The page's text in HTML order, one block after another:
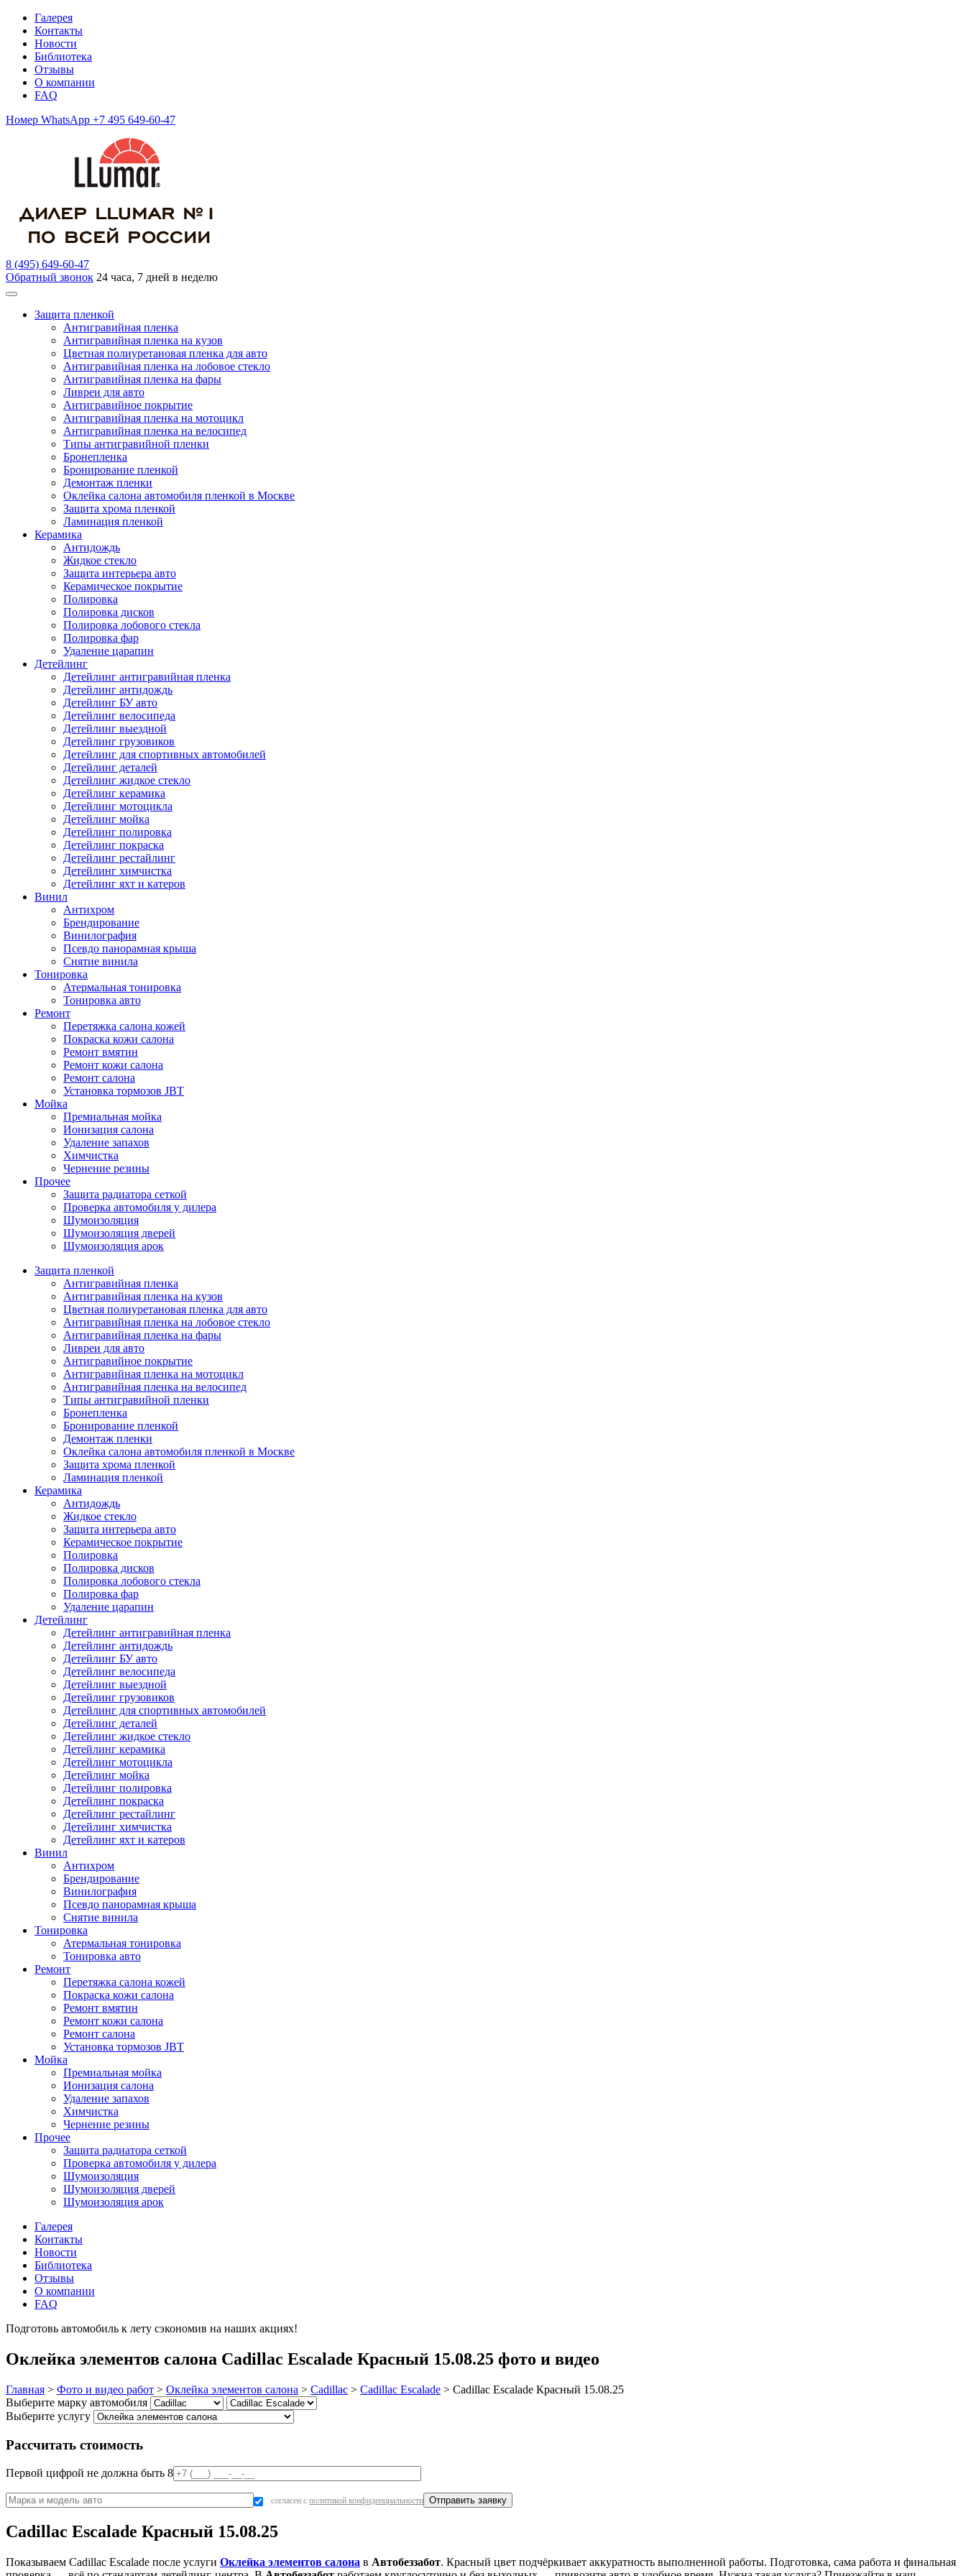
Галерея
Контакты
Новости
Библиотека
Отзывы
О компании
FAQ
Номер WhatsApp +7 495 649-60-47
8 (495) 649-60-47
Обратный звонок 24 часа, 7 дней в неделю
Защита пленкой
Антигравийная пленка
Антигравийная пленка на кузов
Цветная полиуретановая пленка для авто
Антигравийная пленка на лобовое стекло
Антигравийная пленка на фары
Ливреи для авто
Антигравийное покрытие
Антигравийная пленка на мотоцикл
Антигравийная пленка на велосипед
Типы антигравийной пленки
Бронепленка
Бронирование пленкой
Демонтаж пленки
Оклейка салона автомобиля пленкой в Москве
Защита хрома пленкой
Ламинация пленкой
Керамика
Антидождь
Жидкое стекло
Защита интерьера авто
Керамическое покрытие
Полировка
Полировка дисков
Полировка лобового стекла
Полировка фар
Удаление царапин
Детейлинг
Детейлинг антигравийная пленка
Детейлинг антидождь
Детейлинг БУ авто
Детейлинг велосипеда
Детейлинг выездной
Детейлинг грузовиков
Детейлинг для спортивных автомобилей
Детейлинг деталей
Детейлинг жидкое стекло
Детейлинг керамика
Детейлинг мотоцикла
Детейлинг мойка
Детейлинг полировка
Детейлинг покраска
Детейлинг рестайлинг
Детейлинг химчистка
Детейлинг яхт и катеров
Винил
Антихром
Брендирование
Винилография
Псевдо панорамная крыша
Снятие винила
Тонировка
Атермальная тонировка
Тонировка авто
Ремонт
Перетяжка салона кожей
Покраска кожи салона
Ремонт вмятин
Ремонт кожи салона
Ремонт салона
Установка тормозов JBT
Мойка
Премиальная мойка
Ионизация салона
Удаление запахов
Химчистка
Чернение резины
Прочее
Защита радиатора сеткой
Проверка автомобиля у дилера
Шумоизоляция
Шумоизоляция дверей
Шумоизоляция арок
Защита пленкой
Антигравийная пленка
Антигравийная пленка на кузов
Цветная полиуретановая пленка для авто
Антигравийная пленка на лобовое стекло
Антигравийная пленка на фары
Ливреи для авто
Антигравийное покрытие
Антигравийная пленка на мотоцикл
Антигравийная пленка на велосипед
Типы антигравийной пленки
Бронепленка
Бронирование пленкой
Демонтаж пленки
Оклейка салона автомобиля пленкой в Москве
Защита хрома пленкой
Ламинация пленкой
Керамика
Антидождь
Жидкое стекло
Защита интерьера авто
Керамическое покрытие
Полировка
Полировка дисков
Полировка лобового стекла
Полировка фар
Удаление царапин
Детейлинг
Детейлинг антигравийная пленка
Детейлинг антидождь
Детейлинг БУ авто
Детейлинг велосипеда
Детейлинг выездной
Детейлинг грузовиков
Детейлинг для спортивных автомобилей
Детейлинг деталей
Детейлинг жидкое стекло
Детейлинг керамика
Детейлинг мотоцикла
Детейлинг мойка
Детейлинг полировка
Детейлинг покраска
Детейлинг рестайлинг
Детейлинг химчистка
Детейлинг яхт и катеров
Винил
Антихром
Брендирование
Винилография
Псевдо панорамная крыша
Снятие винила
Тонировка
Атермальная тонировка
Тонировка авто
Ремонт
Перетяжка салона кожей
Покраска кожи салона
Ремонт вмятин
Ремонт кожи салона
Ремонт салона
Установка тормозов JBT
Мойка
Премиальная мойка
Ионизация салона
Удаление запахов
Химчистка
Чернение резины
Прочее
Защита радиатора сеткой
Проверка автомобиля у дилера
Шумоизоляция
Шумоизоляция дверей
Шумоизоляция арок
Галерея
Контакты
Новости
Библиотека
Отзывы
О компании
FAQ
Подготовь автомобиль к лету сэкономив на наших акциях!
Оклейка элементов салона Cadillac Escalade Красный 15.08.25 фото и видео
Главная > Фото и видео работ > Оклейка элементов салона > Cadillac > Cadillac Escalade > Cadillac Escalade Красный 15.08.25
Выберите марку автомобиля
Выберите услугу
Рассчитать стоимость
Первой цифрой не должна быть 8
согласен с политикой конфиденциальности
Cadillac Escalade Красный 15.08.25
Показываем Cadillac Escalade после услуги Оклейка элементов салона в Автобеззабот. Красный цвет подчёркивает аккуратность выполненной работы. Подготовка, сама работа и финальная